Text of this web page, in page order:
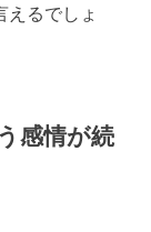
えるでしょ
感情が続